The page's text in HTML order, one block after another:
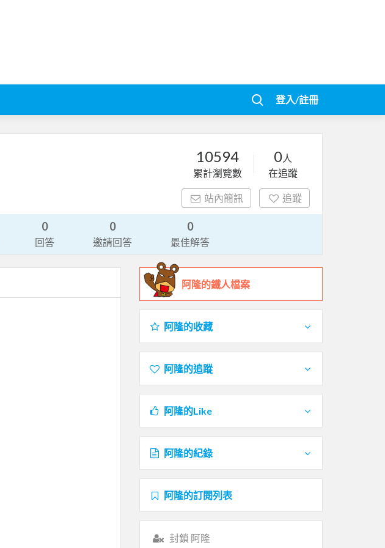
登入/註冊
10594
累計瀏覽數
0人
在追蹤
站內簡訊 追蹤
0
回答
0
邀請回答
0
最佳解答
阿隆的鐵人檔案
阿隆的收藏
阿隆的追蹤
阿隆的Like
阿隆的紀錄
阿隆的訂閱列表
封鎖 阿隆